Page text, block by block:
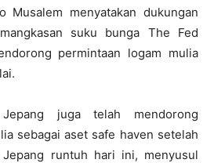
Musalem menyatakan dukungan
suku bunga The Fed
permintaan logam mulia
juga telah mendorong
sebagai aset safe haven setelah
runtuh hari ini, menyusul